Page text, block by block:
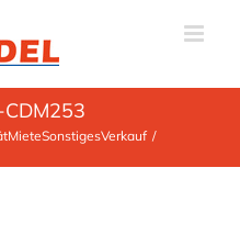
MieteSonstigesVerkauf